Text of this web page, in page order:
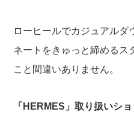
ローヒールでカジュアルダ
ネートをきゅっと締めるス
こと間違いありません。
「HERMES」取り扱いシ